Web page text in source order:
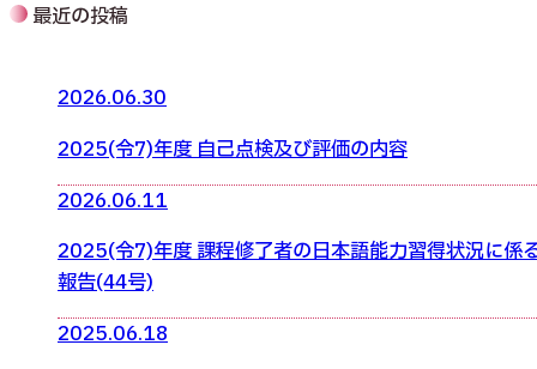
最近の投稿
2026.06.30
2025(令7)年度 自己点検及び評価の内容
2026.06.11
2025(令7)年度 課程修了者の日本語能力習得状況に係
報告(44号)
2025.06.18